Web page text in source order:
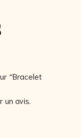
“Bracelet
un avis.